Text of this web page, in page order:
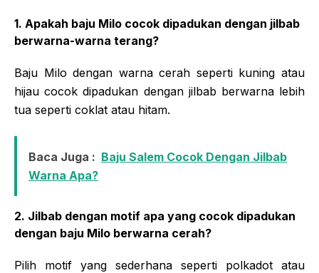
1. Apakah baju Milo cocok dipadukan dengan jilbab
berwarna-warna terang?
Baju Milo dengan warna cerah seperti kuning atau
hijau cocok dipadukan dengan jilbab berwarna lebih
tua seperti coklat atau hitam.
Baca Juga : Baju Salem Cocok Dengan Jilbab
Warna Apa?
2. Jilbab dengan motif apa yang cocok dipadukan
dengan baju Milo berwarna cerah?
Pilih motif yang sederhana seperti polkadot atau